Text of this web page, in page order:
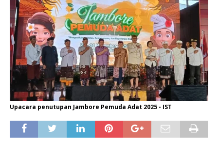
Upacara penutupan Jambore Pemuda Adat 2025 - IST